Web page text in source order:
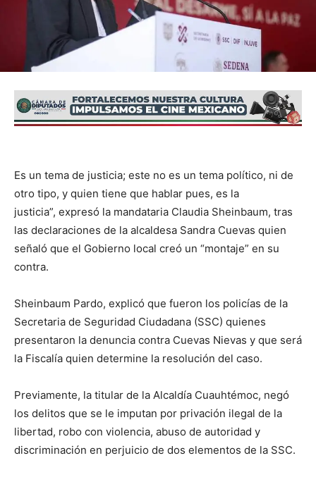
Es un tema de justicia; este no es un tema político, ni de
otro tipo, y quien tiene que hablar pues, es la
justicia”, expresó la mandataria Claudia Sheinbaum, tras
las declaraciones de la alcaldesa Sandra Cuevas quien
señaló que el Gobierno local creó un “montaje” en su
contra.
Sheinbaum Pardo, explicó que fueron los policías de la
Secretaria de Seguridad Ciudadana (SSC) quienes
presentaron la denuncia contra Cuevas Nievas y que será
la Fiscalía quien determine la resolución del caso.
Previamente, la titular de la Alcaldía Cuauhtémoc, negó
los delitos que se le imputan por privación ilegal de la
libertad, robo con violencia, abuso de autoridad y
discriminación en perjuicio de dos elementos de la SSC.